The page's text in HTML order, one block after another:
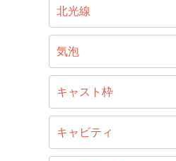
北光線
気泡
キャスト枠
キャビティ